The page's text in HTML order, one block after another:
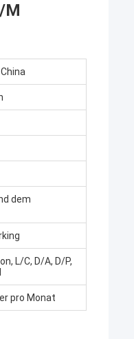
M
dem
L/C, D/A, D/P,
pro Monat